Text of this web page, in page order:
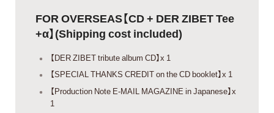
FOR OVERSEAS【CD + DER ZIBET Tee
+α】(Shipping cost included)
【DER ZIBET tribute album CD】x 1
【SPECIAL THANKS CREDIT on the CD booklet】x 1
【Production Note E-MAIL MAGAZINE in Japanese】x
1